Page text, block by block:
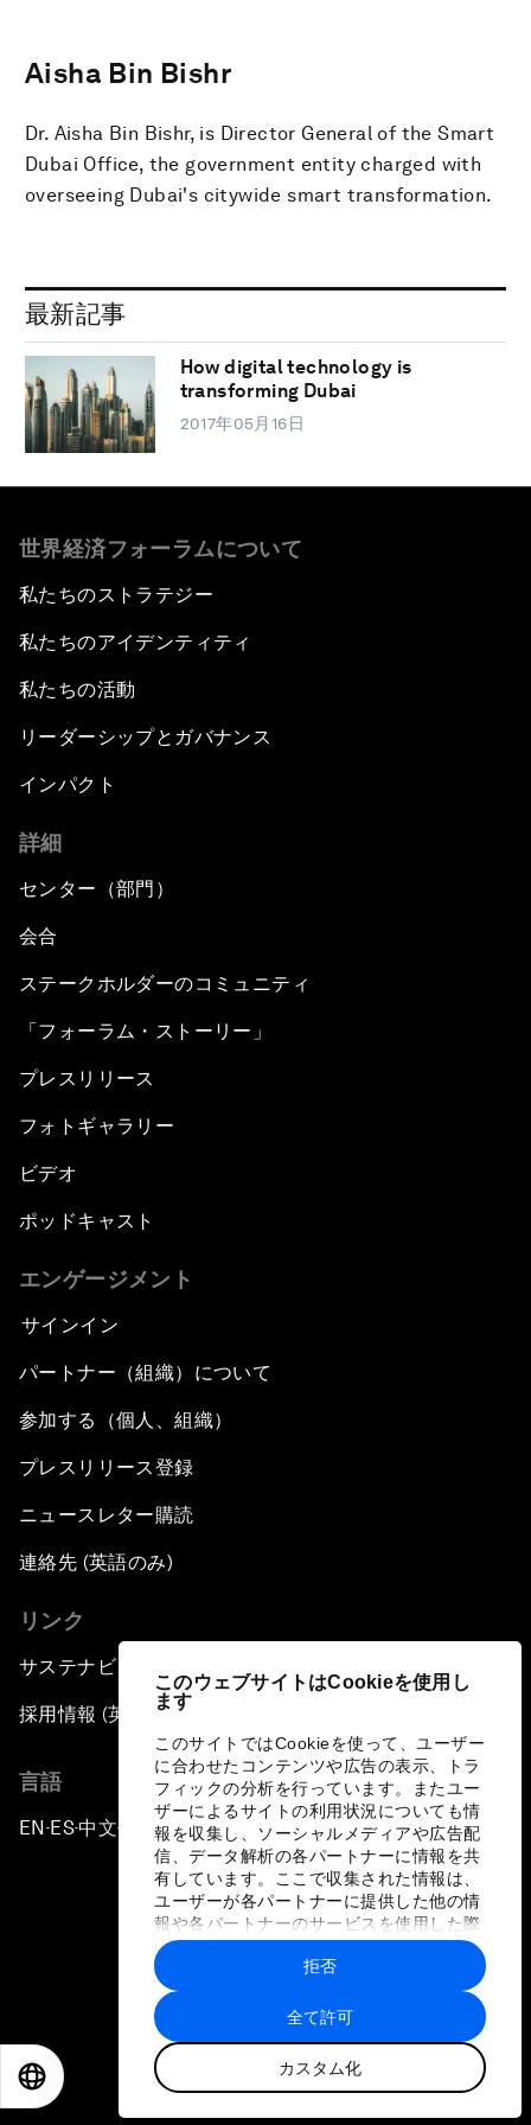
このウェブサイトはCookieを使用し
ます
このサイトではCookieを使って、ユーザー
に合わせたコンテンツや広告の表示、トラ
フィックの分析を行っています。またユー
ザーによるサイトの利用状況についても情
報を収集し、ソーシャルメディアや広告配
信、データ解析の各パートナーに情報を共
有しています。ここで収集された情報は、
ユーザーが各パートナーに提供した他の情
報や各パートナーのサービスを使用した際
に収集された情報と組み合わされ、各パー
トナーによって使用されることがありま
す。
全て許可
カスタム化
拒否
Aisha Bin Bishr
Dr. Aisha Bin Bishr, is Director General of the Smart
Dubai Office, the government entity charged with
overseeing Dubai's citywide smart transformation.
最新記事
How digital technology is
transforming Dubai
2017年05月16日
世界経済フォーラムについて
私たちのストラテジー
私たちのアイデンティティ
私たちの活動
リーダーシップとガバナンス
インパクト
詳細
センター（部門）
会合
ステークホルダーのコミュニティ
「フォーラム・ストーリー」
プレスリリース
フォトギャラリー
ビデオ
ポッドキャスト
エンゲージメント
サインイン
パートナー（組織）について
参加する（個人、組織）
プレスリリース登録
ニュースレター購読
連絡先 (英語のみ)
リンク
サステナビリティへの取り組み
採用情報 (英語のみ)
言語
EN ▪ES▪中文▪ 日本語
プライバシーポリシーと利用規約
サイトマップ
©
世界経済フォーラム